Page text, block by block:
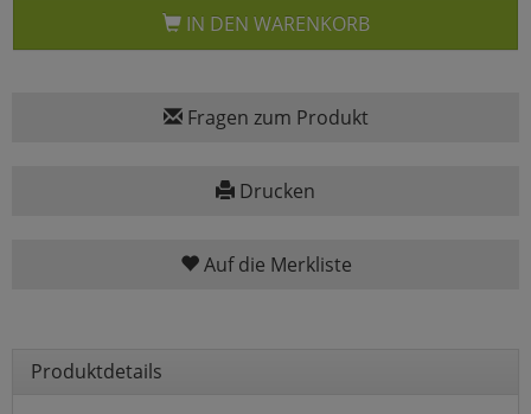
IN DEN WARENKORB
Fragen zum Produkt
Drucken
Auf die Merkliste
Produktdetails